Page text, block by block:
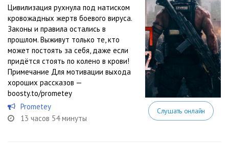
Цивилизация рухнула под натиском
кровожадных жертв боевого вируса.
Законы и правила остались в
прошлом. Выживут только те, кто
может постоять за себя, даже если
придётся стоять по колено в крови!
Примечание Для мотивации выхода
хороших рассказов —
boosty.to/prometey
Prometey
13 часов 54 минуты
Слушать онлайн